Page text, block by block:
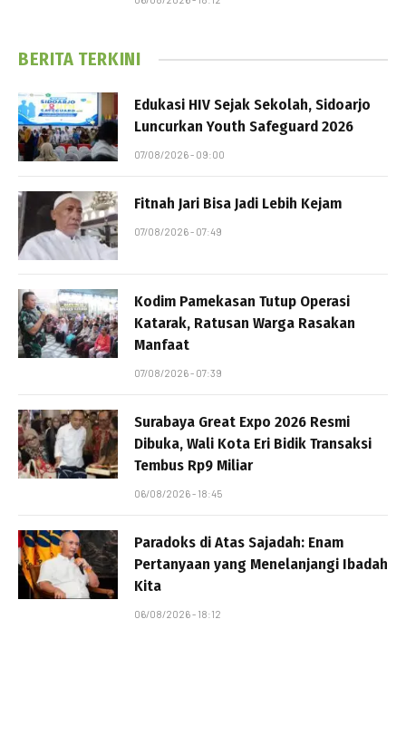
BERITA TERKINI
Edukasi HIV Sejak Sekolah, Sidoarjo
Luncurkan Youth Safeguard 2026
07/08/2026 - 09:00
Fitnah Jari Bisa Jadi Lebih Kejam
07/08/2026 - 07:49
Kodim Pamekasan Tutup Operasi
Katarak, Ratusan Warga Rasakan
Manfaat
07/08/2026 - 07:39
Surabaya Great Expo 2026 Resmi
Dibuka, Wali Kota Eri Bidik Transaksi
Tembus Rp9 Miliar
06/08/2026 - 18:45
Paradoks di Atas Sajadah: Enam
Pertanyaan yang Menelanjangi Ibadah
Kita
06/08/2026 - 18:12